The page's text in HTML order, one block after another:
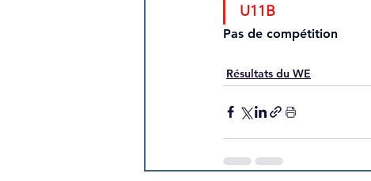
U11B
Pas de compétition
Résultats du WE